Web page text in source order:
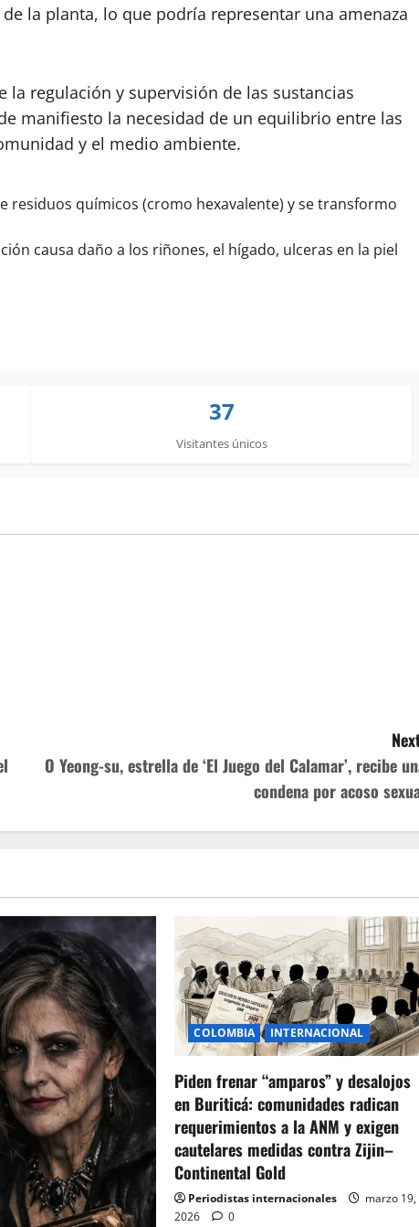
la planta, lo que podría representar una amenaza
la regulación y supervisión de las sustancias
manifiesto la necesidad de un equilibrio entre las
y el medio ambiente.
residuos químicos (cromo hexavalente) y se transformo
causa daño a los riñones, el hígado, ulceras en la piel
37
Visitantes únicos
O Yeong-su, estrella de ‘El Juego del Calamar’, recibe
condena por acoso
COLOMBIA INTERNACIONAL
Piden frenar “amparos” y desalojos
en Buriticá: comunidades radican
requerimientos a la ANM y exigen
cautelares medidas contra Zijin–
Continental Gold
Periodistas internacionales
marzo 19,
2026
0